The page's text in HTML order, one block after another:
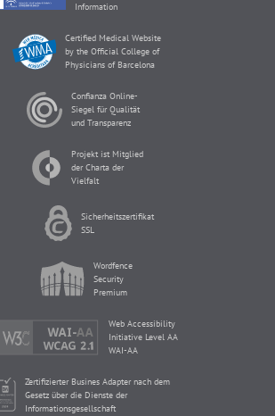
Information
Certified Medical Website
by the Official College of
Physicians of Barcelona
Confianza Online-
Siegel für Qualität
und Transparenz
Projekt ist Mitglied
der Charta der
Vielfalt
Sicherheitszertifikat
SSL
Wordfence
Security
Premium
Web Accessibility
Initiative Level AA
WAI-AA
Zertifizierter Busines Adapter nach dem
Gesetz über die Dienste der
Informationsgesellschaft